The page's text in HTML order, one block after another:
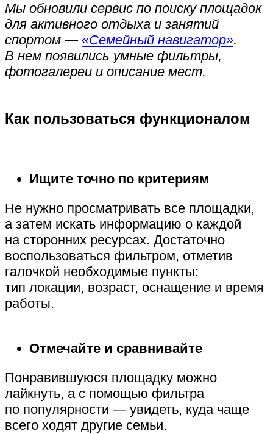
Мы обновили сервис по поиску площадок
для активного отдыха и занятий
спортом — «Семейный навигатор».
В нем появились умные фильтры,
фотогалереи и описание мест.
Как пользоваться функционалом
Ищите точно по критериям
Не нужно просматривать все площадки,
а затем искать информацию о каждой
на сторонних ресурсах. Достаточно
воспользоваться фильтром, отметив
галочкой необходимые пункты:
тип локации, возраст, оснащение и время
работы.
Отмечайте и сравнивайте
Понравившуюся площадку можно
лайкнуть, а с помощью фильтра
по популярности — увидеть, куда чаще
всего ходят другие семьи.